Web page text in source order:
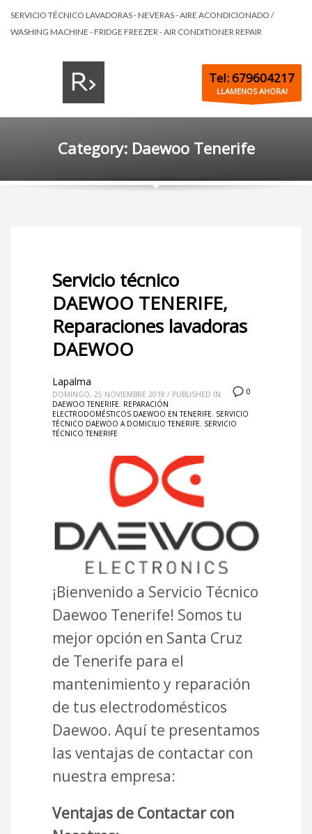
SERVICIO TÉCNICO LAVADORAS - NEVERAS - AIRE ACONDICIONADO /
WASHING MACHINE - FRIDGE FREEZER - AIR CONDITIONER REPAIR
Tel: 679604217
LLAMENOS AHORA!
Category: Daewoo Tenerife
Servicio técnico
DAEWOO TENERIFE,
Reparaciones lavadoras
DAEWOO
0
Lapalma
DOMINGO, 25 NOVIEMBRE 2018 / PUBLISHED IN
DAEWOO TENERIFE, REPARACIÓN
ELECTRODOMÉSTICOS DAEWOO EN TENERIFE, SERVICIO
TÉCNICO DAEWOO A DOMICILIO TENERIFE, SERVICIO
TÉCNICO TENERIFE
¡Bienvenido a Servicio Técnico
Daewoo Tenerife! Somos tu
mejor opción en Santa Cruz
de Tenerife para el
mantenimiento y reparación
de tus electrodomésticos
Daewoo. Aquí te presentamos
las ventajas de contactar con
nuestra empresa:
Ventajas de Contactar con